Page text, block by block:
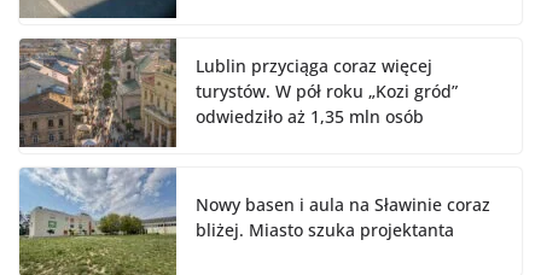
Lublin przyciąga coraz więcej
turystów. W pół roku „Kozi gród”
odwiedziło aż 1,35 mln osób
Nowy basen i aula na Sławinie coraz
bliżej. Miasto szuka projektanta